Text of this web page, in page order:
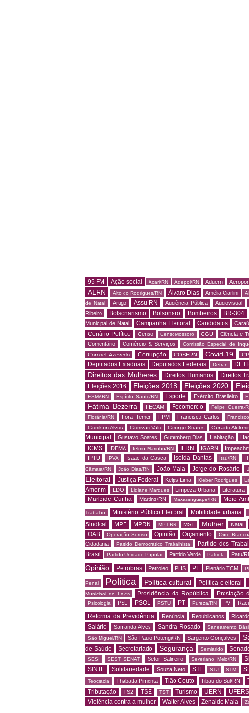
95 FM Ação social Acari/RN Adepol/RN Aduern
ALRN
Alto do Rodrigues/RN Álvaro Dias Amélia Ciarlini
de Natal
Artigo Assu-RN Audiência Pública Audiovisual
Ribeiro
Bolsonarismo Bolsonaro Bombeiros BR-304
Municipal de Natal
Campanha Eleitoral Candidatos
Cenário Político Censo CensoMossoró CGU Ciência e
Comentário Comércio & Serviços Comissão Especial de
Coronel Azevedo Corrupção COSERN Covid-19
Deputados Estaduais Deputados Federais Detran
Direitos das Mulheres Direitos Humanos Direitos
Eleições 2016 Eleições 2018 Eleições 2020
ESMARN Espírito Santo/RN Esporte Exército Brasileiro
Fátima Bezerra FECAM Fecomercio Felipe Guerra-
Florânia/RN Fora Temer FPM Francisco Carlos
Genilson Alves Genivan Vale George Soares Geraldo
Municipal
Gustavo Soares Gutemberg Dias Habitação
ICMS IDEMA Ielmo Marinho/RN IFRN IGARN
IPTU IPVA Isaac da Casca Isolda Dantas Itaú/RN
Câmara/RN
João Dias/RN João Maia Jorge do Rosário
Eleitoral
Justiça Federal Kelps Lima Kleber Rodrigues
Amorim
LDO Lidiane Marques Limpeza Urbana Literatura
Marleide Cunha Martins/RN Maxaranguape/RN Meio
Trabalho Ministério Público Eleitoral Mobilidade urbana
Sindical
MPF MPRN MPT-RN MST Mulher Natal
OAB Operação Sorriso Opinião Orçamento Ouro
Cidadania
Partido Democrático Trabalhista Partido dos
Brasil
Partido Unidade Popular Partido Verde Patriota Patu/
Opinião
Petrobras Petroleo PHS PL Plenário TCM
Penal Política Política cultural Política eleitoral
Municipal de Lajes
Presidência da República Prestação
Psicologia PSL PSOL PSTU PT Pureza/RN PV
Reforma da Previdência Renúncia Republicanos
Salário Samanda Alves Sandra Rosado Saneamento
São Miguel/RN
São Paulo Potengi/RN Sargento Gonçalves
de Saúde
Secretariado Segurança Semiárido
SESI SEST SENAT Setor Salineiro Severiano Melo/RN
SINTE Solidariedade Souza Neto STF STJ STM
Teocracia Thabatta Pimenta Tião Couto Tibau do Sul/RN
Tributação TS2 TSE TST Turismo UERN
Violência contra a mulher Walter Alves Zenaide Maia